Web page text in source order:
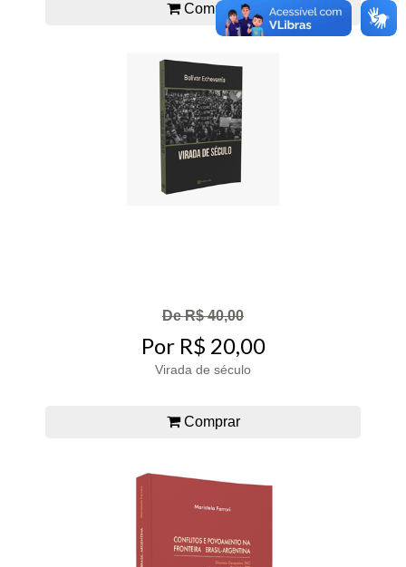
Comprar
De R$ 40,00
Por R$ 20,00
Virada de século
Comprar